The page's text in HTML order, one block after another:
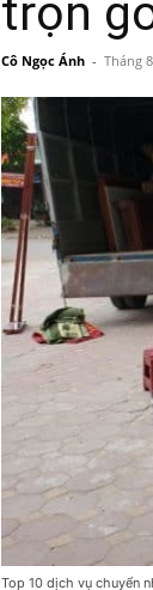
trọn
Cô Ngọc Ánh - Tháng
Top 10 dịch vụ chuyển